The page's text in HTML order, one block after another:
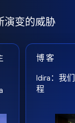
演变的威胁
博客
Idira：我
程